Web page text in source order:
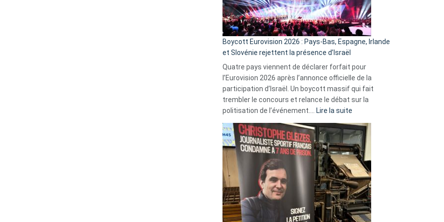
Boycott Eurovision 2026 : Pays-Bas, Espagne, Irlande
et Slovénie rejettent la présence d’Israël
Quatre pays viennent de déclarer forfait pour
l’Eurovision 2026 après l’annonce officielle de la
participation d’Israël. Un boycott massif qui fait
trembler le concours et relance le débat sur la
politisation de l’événement.…
Lire la suite
Eurovision
2026
:
Pays-
Bas,
Espagne,
Irlande
et
Slovénie